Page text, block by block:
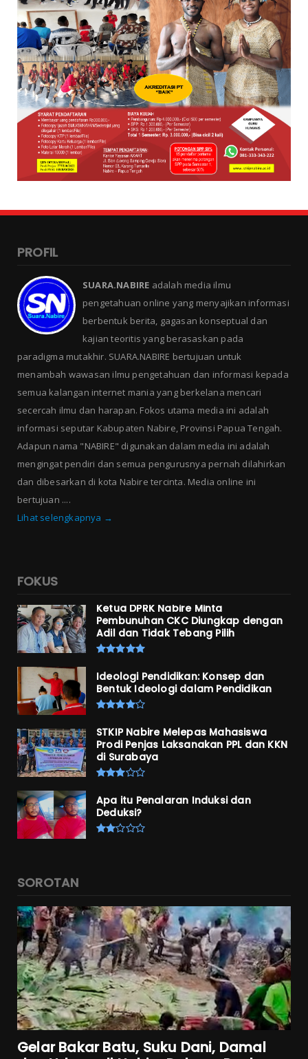
PROFIL
SUARA.NABIRE adalah media ilmu
pengetahuan online yang menyajikan informasi
berbentuk berita, gagasan konseptual dan
kajian teoritis yang berasaskan pada
paradigma mutakhir. SUARA.NABIRE bertujuan untuk
menambah wawasan ilmu pengetahuan dan informasi kepada
semua kalangan internet mania yang berkelana mencari
secercah ilmu dan harapan. Fokos utama media ini adalah
informasi seputar Kabupaten Nabire, Provinsi Papua Tengah.
Adapun nama "NABIRE" digunakan dalam media ini adalah
mengingat pendiri dan semua pengurusnya pernah dilahirkan
dan dibesarkan di kota Nabire tercinta. Media online ini
bertujuan ....
Lihat selengkapnya →
FOKUS
Ketua DPRK Nabire Minta
Pembunuhan CKC Diungkap dengan
Adil dan Tidak Tebang Pilih
Ideologi Pendidikan: Konsep dan
Bentuk Ideologi dalam Pendidikan
STKIP Nabire Melepas Mahasiswa
Prodi Penjas Laksanakan PPL dan KKN
di Surabaya
Apa itu Penalaran Induksi dan
Deduksi?
SOROTAN
Gelar Bakar Batu, Suku Dani, Damal